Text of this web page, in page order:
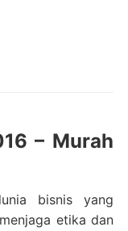
– Murah
bisnis yang
etika dan